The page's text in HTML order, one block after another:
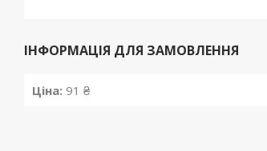
ІНФОРМАЦІЯ ДЛЯ ЗАМОВЛЕННЯ
Ціна: 91 ₴